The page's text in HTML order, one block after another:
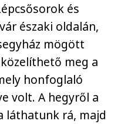
és
északi oldalán,
mögött
meg a
honfoglaló
volt. A hegyről a
láthatunk rá, majd